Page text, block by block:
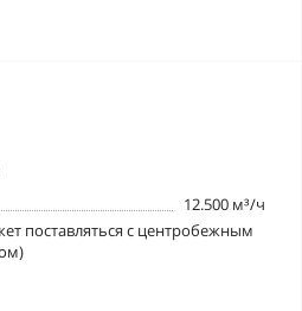
12.500 м³/ч
поставляться с центробежным